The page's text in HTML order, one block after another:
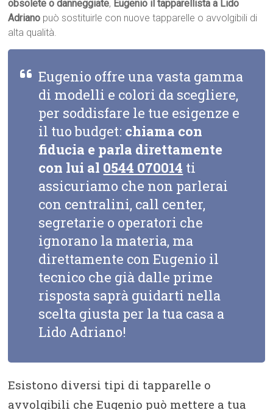
obsolete o danneggiate, Eugenio il tapparellista a Lido
Adriano può sostituirle con nuove tapparelle o avvolgibili di
alta qualità.
Eugenio offre una vasta gamma
di modelli e colori da scegliere,
per soddisfare le tue esigenze e
il tuo budget: chiama con
fiducia e parla direttamente
con lui al 0544 070014 ti
assicuriamo che non parlerai
con centralini, call center,
segretarie o operatori che
ignorano la materia, ma
direttamente con Eugenio il
tecnico che già dalle prime
risposta saprà guidarti nella
scelta giusta per la tua casa a
Lido Adriano!
Esistono diversi tipi di tapparelle o
avvolgibili che Eugenio può mettere a tua